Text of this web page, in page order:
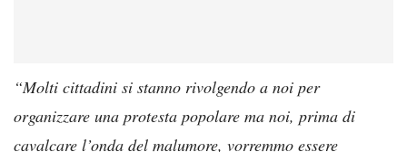
“Molti cittadini si stanno rivolgendo a noi per
organizzare una protesta popolare ma noi, prima di
cavalcare l’onda del malumore, vorremmo essere